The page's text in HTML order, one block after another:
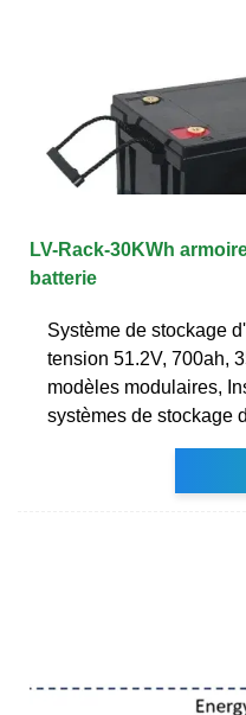
LV-Rack-30KWh
batterie
Système de stockage
tension 51.2V, 700ah,
modèles modulaires,
systèmes de stockage